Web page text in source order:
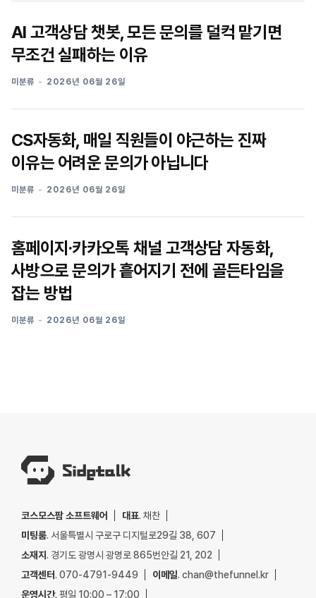
AI 고객상담 챗봇, 모든 문의를 덜컥 맡기면
무조건 실패하는 이유
미분류 2026년 06월 26일
CS자동화, 매일 직원들이 야근하는 진짜
이유는 어려운 문의가 아닙니다
미분류 2026년 06월 26일
홈페이지·카카오톡 채널 고객상담 자동화,
사방으로 문의가 흩어지기 전에 골든타임을
잡는 방법
미분류 2026년 06월 26일
코스모스팜 소프트웨어 대표. 채찬
미팅룸. 서울특별시 구로구 디지털로29길 38, 607
소재지. 경기도 광명시 광명로 865번안길 21, 202
고객센터. 070-4791-9449 이메일. chan@thefunnel.kr
운영시간. 평일 10:00 – 17:00